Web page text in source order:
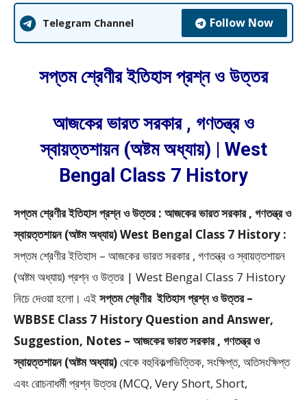
Telegram Channel Follow Now
সপ্তম শ্রেণীর ইতিহাস প্রশ্ন ও উত্তর
আজকের ভারত সরকার , গণতন্ত্র ও
স্বায়ত্তশায়ন (অষ্টম অধ্যায়) | West
Bengal Class 7 History
সপ্তম শ্রেণীর ইতিহাস প্রশ্ন ও উত্তর : আজকের ভারত সরকার , গণতন্ত্র ও
স্বায়ত্তশায়ন (অষ্টম অধ্যায়) West Bengal Class 7 History :
সপ্তম শ্রেণীর ইতিহাস – আজকের ভারত সরকার , গণতন্ত্র ও স্বায়ত্তশায়ন
(অষ্টম অধ্যায়) প্রশ্ন ও উত্তর | West Bengal Class 7 History
নিচে দেওয়া হলো। এইসপ্তম শ্রেণীর ইতিহাস প্রশ্ন ও উত্তর –
WBBSE Class 7 History Question and Answer,
Suggestion, Notes – আজকের ভারত সরকার , গণতন্ত্র ও
স্বায়ত্তশায়ন (অষ্টম অধ্যায়)থেকেবহুবিকল্পভিত্তিক, সংক্ষিপ্ত, অতিসংক্ষিপ্ত
এবং রোচনাধর্মী প্রশ্ন উত্তর (MCQ, Very Short, Short,